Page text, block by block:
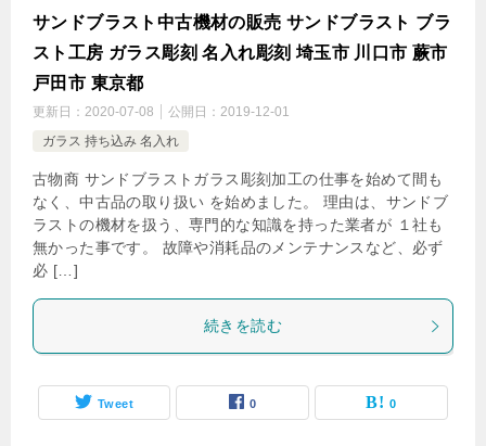
サンドブラスト中古機材の販売 サンドブラスト ブラ
スト工房 ガラス彫刻 名入れ彫刻 埼玉市 川口市 蕨市
戸田市 東京都
更新日： 2020-07-08 公開日： 2019-12-01
ガラス 持ち込み 名入れ
古物商 サンドブラストガラス彫刻加工の仕事を始めて間も
なく、中古品の取り扱い を始めました。 理由は、サンドブ
ラストの機材を扱う、専門的な知識を持った業者が １社も
無かった事です。 故障や消耗品のメンテナンスなど、必ず
必 […]
続きを読む
Tweet 0 0